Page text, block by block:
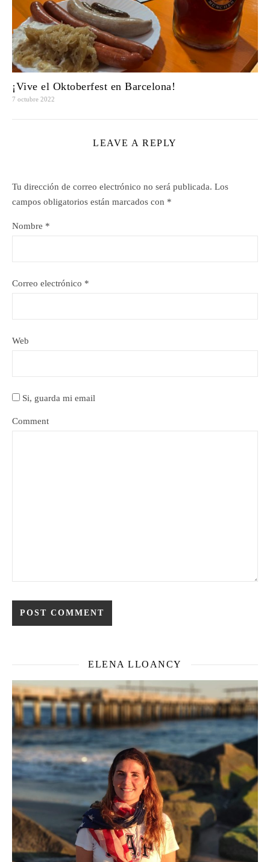
¡Vive el Oktoberfest en Barcelona!
7 octubre 2022
LEAVE A REPLY
Tu dirección de correo electrónico no será publicada. Los
campos obligatorios están marcados con *
Nombre *
Correo electrónico *
Web
Si, guarda mi email
Comment
ELENA LLOANCY